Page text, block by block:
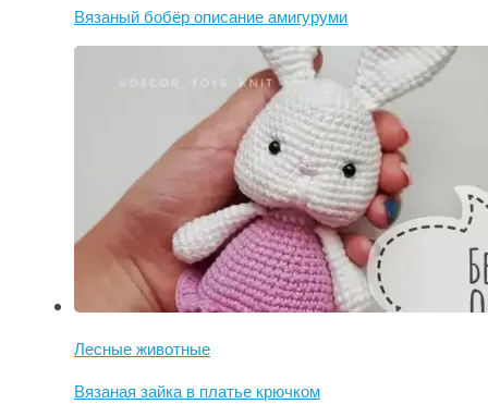
Вязаный бобёр описание амигуруми
Лесные животные
Вязаная зайка в платье крючком